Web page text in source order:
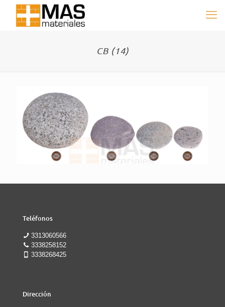
CB (14)
Teléfonos
3313060566
3338258152
3338268425
Dirección